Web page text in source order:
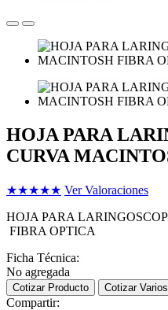
HOJA PARA
CURVA
★★★★★ Ver Valoraciones
HOJA PARA
FIBRA OPTICA
Ficha Técnica:
No agregada
Cotizar Producto Cotizar
Compartir: